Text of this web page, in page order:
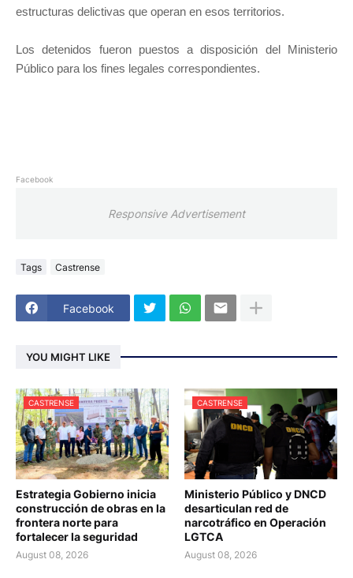
estructuras delictivas que operan en esos territorios.
Los detenidos fueron puestos a disposición del Ministerio
Público para los fines legales correspondientes.
Facebook
Responsive Advertisement
Tags Castrense
Facebook
YOU MIGHT LIKE
CASTRENSE
Estrategia Gobierno inicia
construcción de obras en la
frontera norte para
fortalecer la seguridad
August 08, 2026
CASTRENSE
Ministerio Público y DNCD
desarticulan red de
narcotráfico en Operación
LGTCA
August 08, 2026